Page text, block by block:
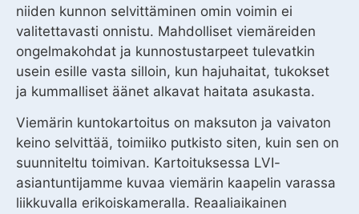
niiden kunnon selvittäminen omin voimin ei
valitettavasti onnistu. Mahdolliset viemäreiden
ongelmakohdat ja kunnostustarpeet tulevatkin
usein esille vasta silloin, kun hajuhaitat, tukokset
ja kummalliset äänet alkavat haitata asukasta.
Viemärin kuntokartoitus on maksuton ja vaivaton
keino selvittää, toimiiko putkisto siten, kuin sen on
suunniteltu toimivan. Kartoituksessa LVI-
asiantuntijamme kuvaa viemärin kaapelin varassa
liikkuvalla erikoiskameralla. Reaaliaikainen